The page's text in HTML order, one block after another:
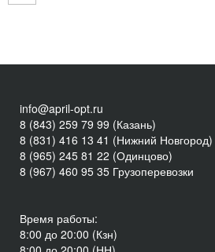
info@april-opt.ru
8 (843) 259 79 99 (Казань)
8 (831) 416 13 41 (Нижний Новгород)
8 (965) 245 81 22 (Одинцово)
8 (967) 460 95 35 Грузоперевозки
Время работы:
8:00 до 20:00 (Кзн)